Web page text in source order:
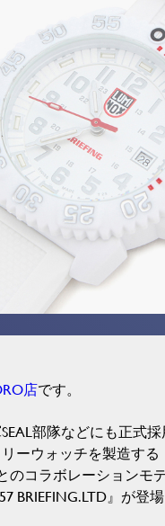
店です。
部隊などにも正式
ーウォッチを製造する
のコラボレーションモ
BRIEFING.LTD』が登場